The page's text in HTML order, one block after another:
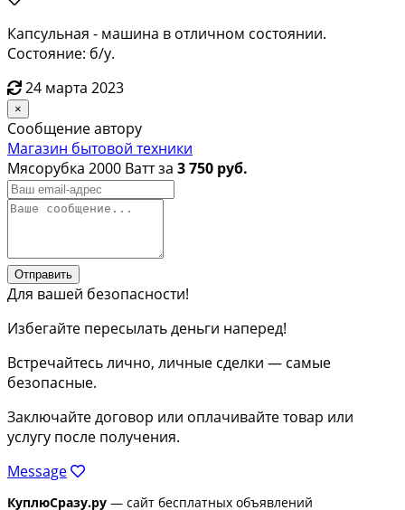
Капсульная - машина в отличном состоянии.
Состояние: б/у.
24 марта 2023
×
Сообщение автору
Магазин бытовой техники
Мясорубка 2000 Ватт за 3 750 руб.
Отправить
Для вашей безопасности!
Избегайте пересылать деньги наперед!
Встречайтесь лично, личные сделки — самые
безопасные.
Заключайте договор или оплачивайте товар или
услугу после получения.
Message
КуплюСразу.ру — сайт бесплатных объявлений